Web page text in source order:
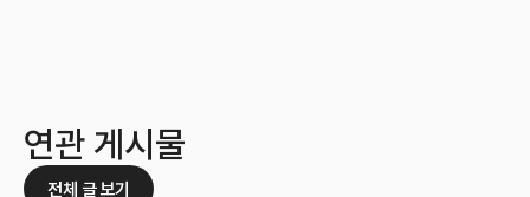
연관 게시물
전체 글 보기